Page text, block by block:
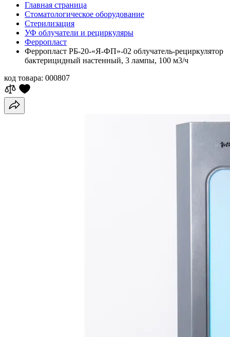
Главная страница
Стоматологическое оборудование
Стерилизация
УФ облучатели и рециркуляры
Ферропласт
Ферропласт РБ-20-«Я-ФП»-02 облучатель-рециркулятор
бактерицидный настенный, 3 лампы, 100 м3/ч
код товара: 000807